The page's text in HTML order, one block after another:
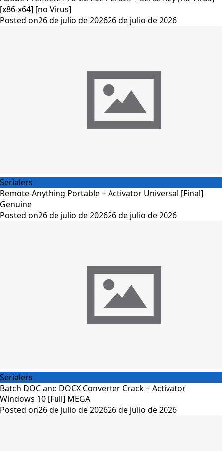
[x86-x64] [no Virus]
Posted on26 de julio de 202626 de julio de 2026
Serialers
Remote-Anything Portable + Activator Universal [Final]
Genuine
Posted on26 de julio de 202626 de julio de 2026
Serialers
Batch DOC and DOCX Converter Crack + Activator
Windows 10 [Full] MEGA
Posted on26 de julio de 202626 de julio de 2026